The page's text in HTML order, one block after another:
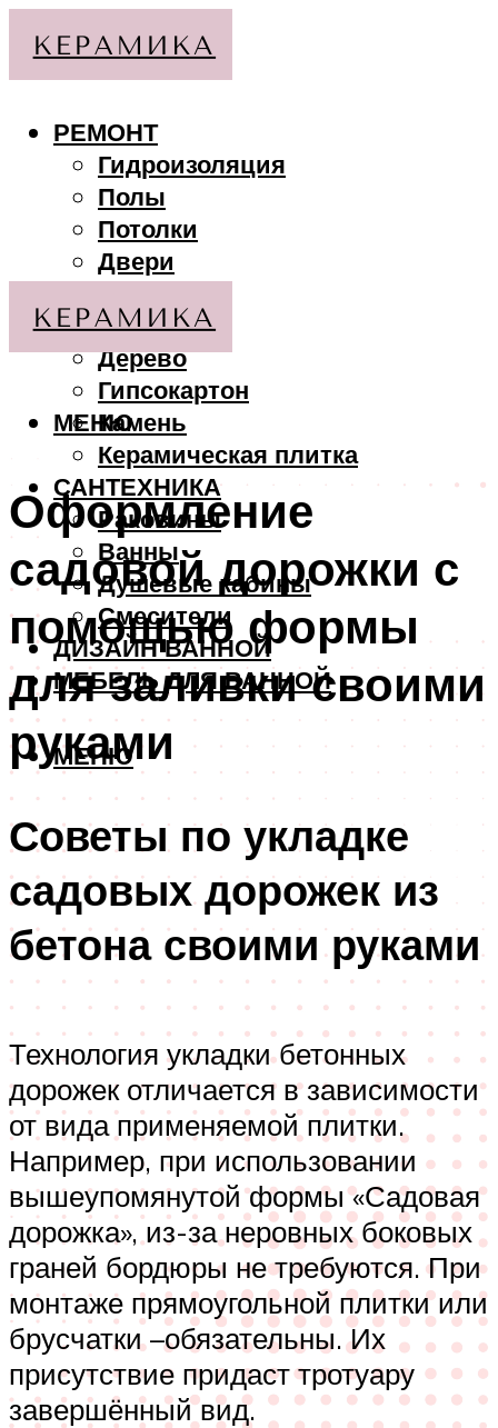
РЕМОНТ
Гидроизоляция
Полы
Потолки
Двери
МАТЕРИАЛЫ
Дерево
Гипсокартон
Камень
Керамическая плитка
САНТЕХНИКА
Раковины
Ванны
Душевые кабины
Смесители
ДИЗАЙН ВАННОЙ
МЕБЕЛЬ ДЛЯ ВАННОЙ
МЕНЮ
МЕНЮ
Оформление
садовой дорожки с
помощью формы
для заливки своими
руками
Советы по укладке
садовых дорожек из
бетона своими руками
Технология укладки бетонных
дорожек отличается в зависимости
от вида применяемой плитки.
Например, при использовании
вышеупомянутой формы «Садовая
дорожка», из-за неровных боковых
граней бордюры не требуются. При
монтаже прямоугольной плитки или
брусчатки –обязательны. Их
присутствие придаст тротуару
завершённый вид.